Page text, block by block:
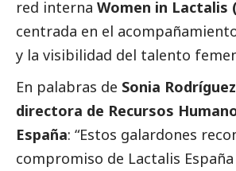
red interna Women in Lactalis
centrada en el
y la visibilidad del talento
En palabras de Sonia
directora de Recursos
España: “Estos galardones
compromiso de Lactalis